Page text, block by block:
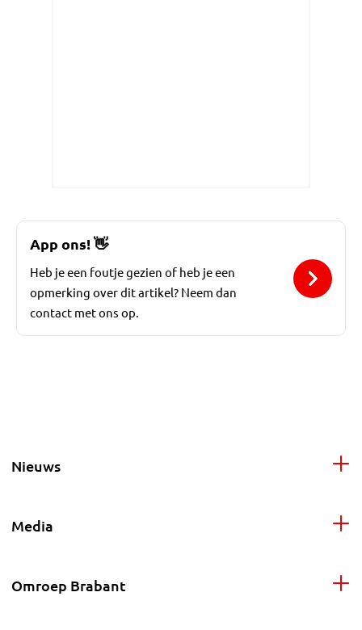
App ons!👋
Heb je een foutje gezien of heb je een
opmerking over dit artikel? Neem dan
contact met ons op.
Nieuws
Media
Omroep Brabant